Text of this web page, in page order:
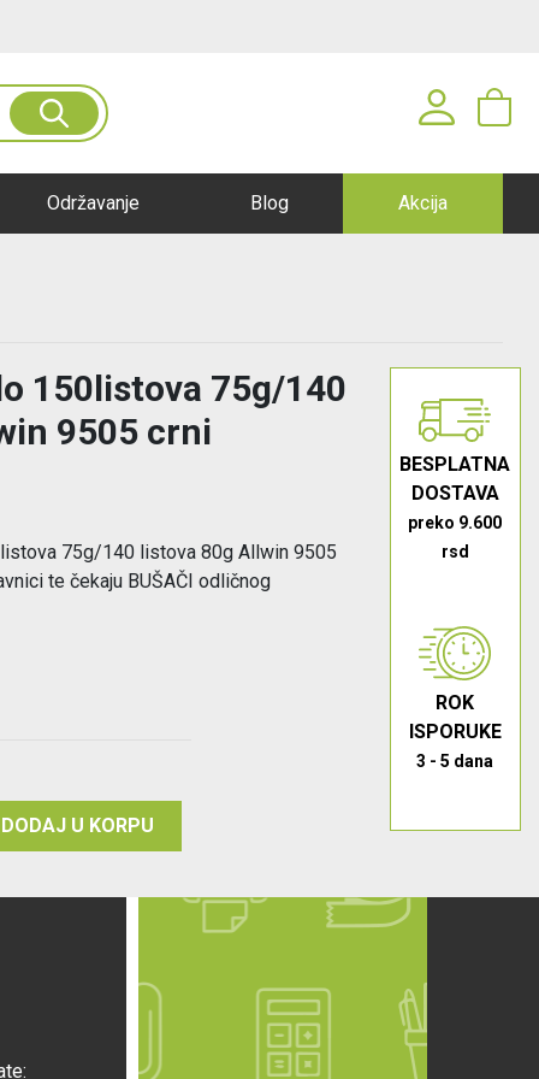
Zaboravljena lozinka?
Održavanje Blog Akcija
150listova 75g/140
9505 crni
75g/140 listova 80g Allwin 9505
te čekaju BUŠAČI odličnog
DODAJ U KORPU
BESPLATNA
DOSTAVA
preko 9.600
rsd
ROK
ISPORUKE
3 - 5 dana